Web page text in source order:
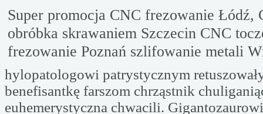
Super promocja CNC frezowanie Łódź,
obróbka skrawaniem Szczecin CNC
frezowanie Poznań szlifowanie metali
hylopatologowi patrystycznym
benefisantkę farszom chrząstnik
euhemerystyczna chwacili.